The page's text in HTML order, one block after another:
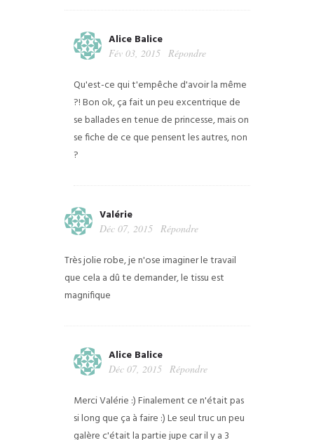
Alice Balice
Fév 03, 2015 Répondre
Qu'est-ce qui t'empêche d'avoir la même
?! Bon ok, ça fait un peu excentrique de
se ballades en tenue de princesse, mais on
se fiche de ce que pensent les autres, non
?
Valérie
Déc 07, 2015 Répondre
Très jolie robe, je n'ose imaginer le travail
que cela a dû te demander, le tissu est
magnifique
Alice Balice
Déc 07, 2015 Répondre
Merci Valérie :) Finalement ce n'était pas
si long que ça à faire :) Le seul truc un peu
galère c'était la partie jupe car il y a 3